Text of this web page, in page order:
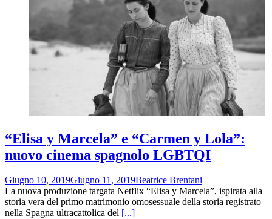
“Elisa y Marcela” e “Carmen y Lola”:
nuovo cinema spagnolo LGBTQI
Giugno 10, 2019Giugno 11, 2019Beatrice Brentani
La nuova produzione targata Netflix “Elisa y Marcela”, ispirata alla
storia vera del primo matrimonio omosessuale della storia registrato
nella Spagna ultracattolica del [...]